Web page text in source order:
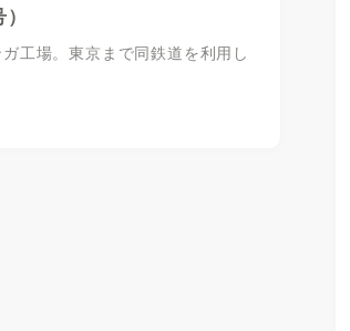
工場。東京まで同鉄道を利用し